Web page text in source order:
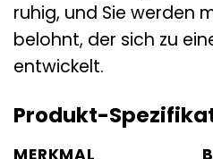
ruhig, und Sie werden
belohnt, der sich zu
entwickelt.
Produkt-
MERKMAL